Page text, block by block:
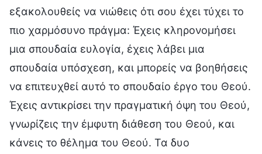
εξακολουθείς να νιώθεις ότι σου έχει τύχει το
πιο χαρμόσυνο πράγμα: Έχεις κληρονομήσει
μια σπουδαία ευλογία, έχεις λάβει μια
σπουδαία υπόσχεση, και μπορείς να βοηθήσεις
να επιτευχθεί αυτό το σπουδαίο έργο του Θεού.
Έχεις αντικρίσει την πραγματική όψη του Θεού,
γνωρίζεις την έμφυτη διάθεση του Θεού, και
κάνεις το θέλημα του Θεού. Τα δυο